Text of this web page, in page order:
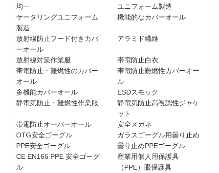
均一
ユニフォーム製造
ケータリングユニフォーム
製造
機能的なカバーオール
放射線防止フード付きカバ
ーオール
アラミド繊維
放射線対策作業服
帯電防止白衣
帯電防止・難燃性のカバー
オール
帯電防止難燃性カバーオー
ル
多機能カバーオール
ESDスモック
静電気防止・難燃性作業服
静電気防止高視認性ジャケ
ット
帯電防止オーバーオール
安全メガネ
OTG安全ゴーグル
ガラスゴーグル用曇り止め
PPE安全ゴーグル
曇り止めPPEゴーグル
CE EN166 PPE 安全ゴーグ
ル
産業用個人用保護具
（PPE）眼保護具